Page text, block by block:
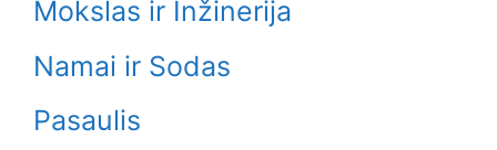
Mokslas ir Inžinerija
Namai ir Sodas
Pasaulis